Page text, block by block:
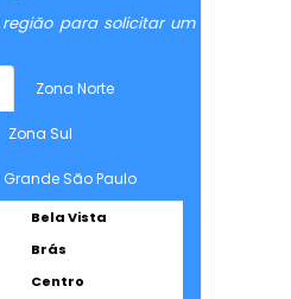
para solicitar um
Zona Norte
Zona Sul
Grande São Paulo
Bela Vista
Brás
Centro